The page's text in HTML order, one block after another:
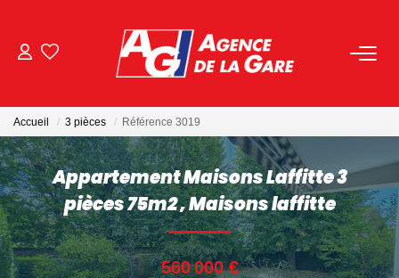
LOUER
GESTION
BIENS VENDUS
Accueil 3 pièces Référence 3019
Appartement Maisons Laffitte 3
pièces 75m2,Maisons laffitte
560 000 €